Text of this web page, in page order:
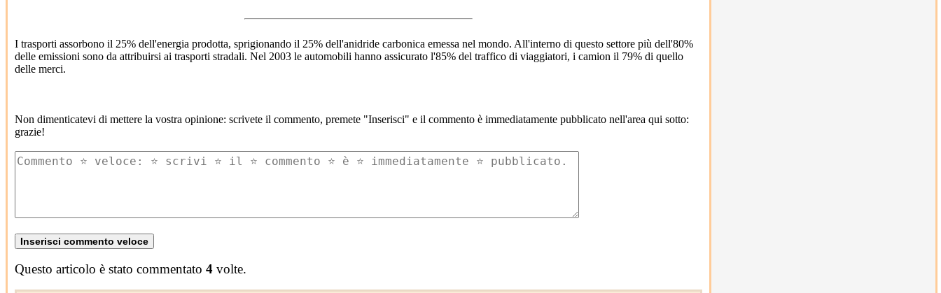
I trasporti assorbono il 25% dell'energia prodotta, sprigionando il 25% dell'anidride carbonica emessa nel mondo. All'interno di questo settore più dell'80%
delle emissioni sono da attribuirsi ai trasporti stradali. Nel 2003 le automobili hanno assicurato l'85% del traffico di viaggiatori, i camion il 79% di quello
delle merci.
Non dimenticatevi di mettere la vostra opinione: scrivete il commento, premete "Inserisci" e il commento è immediatamente pubblicato nell'area qui sotto:
grazie!
Questo articolo è stato commentato 4 volte.